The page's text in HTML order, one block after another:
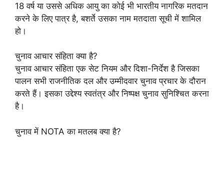
18 वर्ष या उससे अधिक आयु का कोई भी भारतीय नागरिक मतदान
करने के लिए पात्र है, बशर्ते उसका नाम मतदाता सूची में शामिल
हो।
चुनाव आचार संहिता क्या है?
चुनाव आचार संहिता एक सेट नियम और दिशा-निर्देश है जिसका
पालन सभी राजनीतिक दल और उम्मीदवार चुनाव प्रचार के दौरान
करते हैं। इसका उद्देश्य स्वतंत्र और निष्पक्ष चुनाव सुनिश्चित करना
है।
चुनाव में NOTA का मतलब क्या है?